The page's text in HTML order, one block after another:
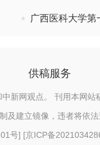
广西医科大学
供稿服务
新网观点。 刊用本网站
及建立镜像，违者将依法
号] [京ICP备